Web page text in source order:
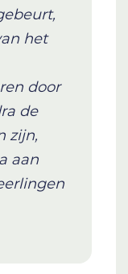
het
door
de
zijn,
aan